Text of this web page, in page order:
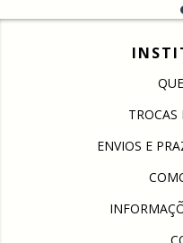
TROCAS
ENVIOS E